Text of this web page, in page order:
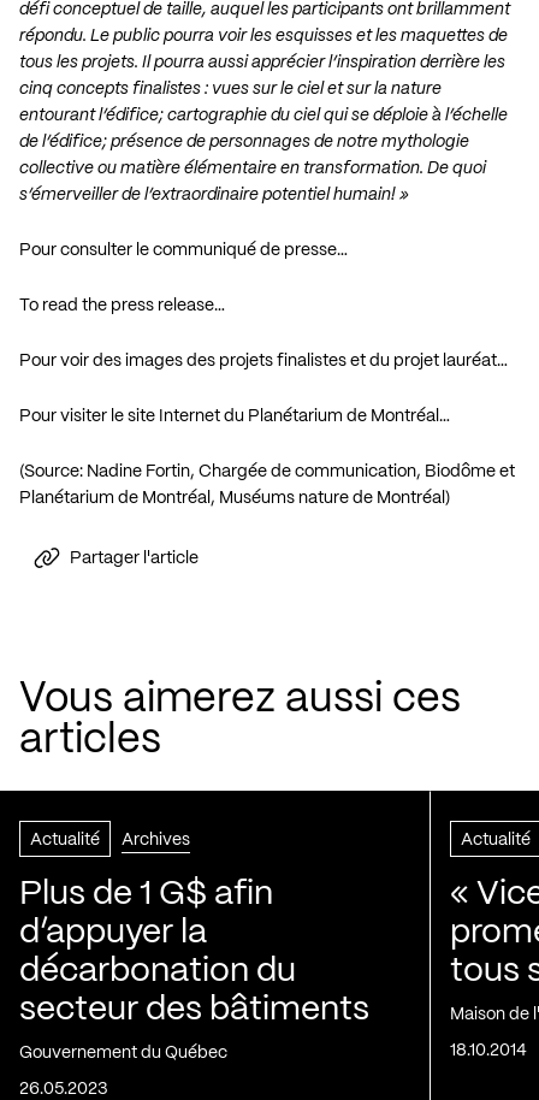
défi conceptuel de taille, auquel les participants ont brillamment
répondu. Le public pourra voir les esquisses et les maquettes de
tous les projets. Il pourra aussi apprécier l’inspiration derrière les
cinq concepts finalistes : vues sur le ciel et sur la nature
entourant l’édifice; cartographie du ciel qui se déploie à l’échelle
de l’édifice; présence de personnages de notre mythologie
collective ou matière élémentaire en transformation. De quoi
s’émerveiller de l’extraordinaire potentiel humain! »
Pour consulter le communiqué de presse…
To read the press release…
Pour voir des images des projets finalistes et du projet lauréat…
Pour visiter le site Internet du Planétarium de Montréal…
(Source: Nadine Fortin, Chargée de communication, Biodôme et
Planétarium de Montréal, Muséums nature de Montréal)
Partager l'article
Vous aimerez aussi ces
articles
Actualité Archives
Plus de 1 G$ afin
d’appuyer la
décarbonation du
secteur des bâtiments
Gouvernement du Québec
26.05.2023
Actualité
«
tous
Maison de
18.10.2014